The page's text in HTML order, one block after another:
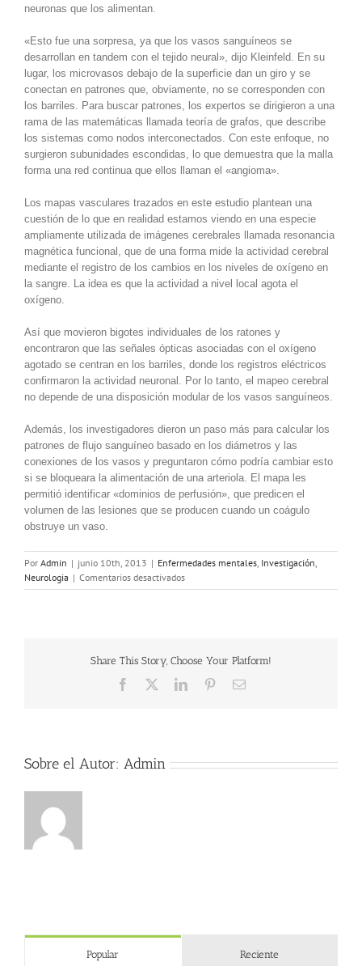
neuronas que los alimentan.
«Esto fue una sorpresa, ya que los vasos sanguíneos se
desarrollan en tandem con el tejido neural», dijo Kleinfeld. En su
lugar, los microvasos debajo de la superficie dan un giro y se
conectan en patrones que, obviamente, no se corresponden con
los barriles. Para buscar patrones, los expertos se dirigieron a una
rama de las matemáticas llamada teoría de grafos, que describe
los sistemas como nodos interconectados. Con este enfoque, no
surgieron subunidades escondidas, lo que demuestra que la malla
forma una red continua que ellos llaman el «angioma».
Los mapas vasculares trazados en este estudio plantean una
cuestión de lo que en realidad estamos viendo en una especie
ampliamente utilizada de imágenes cerebrales llamada resonancia
magnética funcional, que de una forma mide la actividad cerebral
mediante el registro de los cambios en los niveles de oxígeno en
la sangre. La idea es que la actividad a nivel local agota el
oxígeno.
Así que movieron bigotes individuales de los ratones y
encontraron que las señales ópticas asociadas con el oxígeno
agotado se centran en los barriles, donde los registros eléctricos
confirmaron la actividad neuronal. Por lo tanto, el mapeo cerebral
no depende de una disposición modular de los vasos sanguíneos.
Además, los investigadores dieron un paso más para calcular los
patrones de flujo sanguíneo basado en los diámetros y las
conexiones de los vasos y preguntaron cómo podría cambiar esto
si se bloqueara la alimentación de una arteriola. El mapa les
permitió identificar «dominios de perfusión», que predicen el
volumen de las lesiones que se producen cuando un coágulo
obstruye un vaso.
Por Admin | junio 10th, 2013 | Enfermedades mentales, Investigación,
Neurologia | Comentarios desactivadosen
Investigadores
un
sensorial
Share This Story, Choose Your Platform!
Facebook LinkedInPinterestCorreo
Sobre el Autor: Admin
Popular Reciente